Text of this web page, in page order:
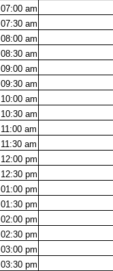
07:00 am
07:30 am
08:00 am
08:30 am
09:00 am
09:30 am
10:00 am
10:30 am
11:00 am
11:30 am
12:00 pm
12:30 pm
01:00 pm
01:30 pm
02:00 pm
02:30 pm
03:00 pm
03:30 pm